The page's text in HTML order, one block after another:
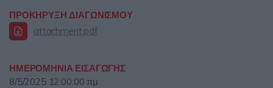
ΠΡΟΚΗΡΥΞΗ ΔΙΑΓΩΝΙΣΜΟΥ
attachment.pdf
ΗΜΕΡΟΜΗΝΙΑ ΕΙΣΑΓΩΓΗΣ
8/5/2025 12:00:00 πμ